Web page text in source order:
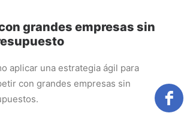
grandes empresas sin
aplicar una estrategia ágil para
con grandes empresas sin